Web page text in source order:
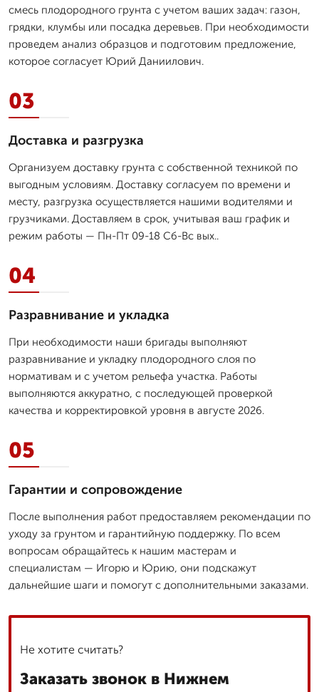
смесь плодородного грунта с учетом ваших задач: газон,
грядки, клумбы или посадка деревьев. При необходимости
проведем анализ образцов и подготовим предложение,
которое согласует Юрий Даниилович.
03
Доставка и разгрузка
Организуем доставку грунта с собственной техникой по
выгодным условиям. Доставку согласуем по времени и
месту, разгрузка осуществляется нашими водителями и
грузчиками. Доставляем в срок, учитывая ваш график и
режим работы — Пн-Пт 09-18 Сб-Вс вых..
04
Разравнивание и укладка
При необходимости наши бригады выполняют
разравнивание и укладку плодородного слоя по
нормативам и с учетом рельефа участка. Работы
выполняются аккуратно, с последующей проверкой
качества и корректировкой уровня в августе 2026.
05
Гарантии и сопровождение
После выполнения работ предоставляем рекомендации по
уходу за грунтом и гарантийную поддержку. По всем
вопросам обращайтесь к нашим мастерам и
специалистам — Игорю и Юрию, они подскажут
дальнейшие шаги и помогут с дополнительными заказами.
Не хотите считать?
Заказать звонок в Нижнем